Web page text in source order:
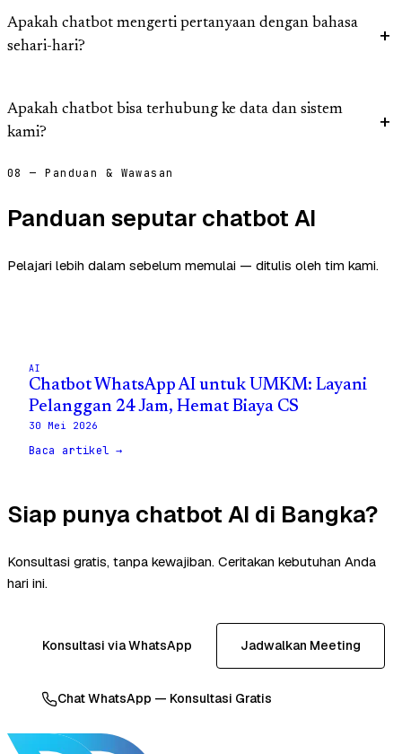
Apakah chatbot mengerti pertanyaan dengan bahasa
sehari-hari?
Apakah chatbot bisa terhubung ke data dan sistem
kami?
08 — Panduan & Wawasan
Panduan seputar chatbot AI
Pelajari lebih dalam sebelum memulai — ditulis oleh tim kami.
AI
Chatbot WhatsApp AI untuk UMKM: Layani
Pelanggan 24 Jam, Hemat Biaya CS
30 Mei 2026
Baca artikel →
Siap punya chatbot AI di Bangka?
Konsultasi gratis, tanpa kewajiban. Ceritakan kebutuhan Anda
hari ini.
Konsultasi via WhatsApp Jadwalkan Meeting
Chat WhatsApp — Konsultasi Gratis